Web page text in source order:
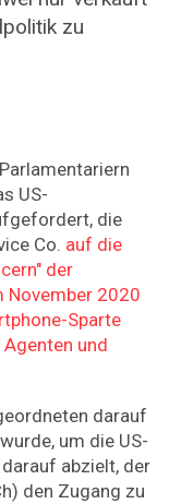
zu
US-
die
Co. auf die
der
November 2020
Sparte
und
darauf
um die US-
abzielt, der
den Zugang zu